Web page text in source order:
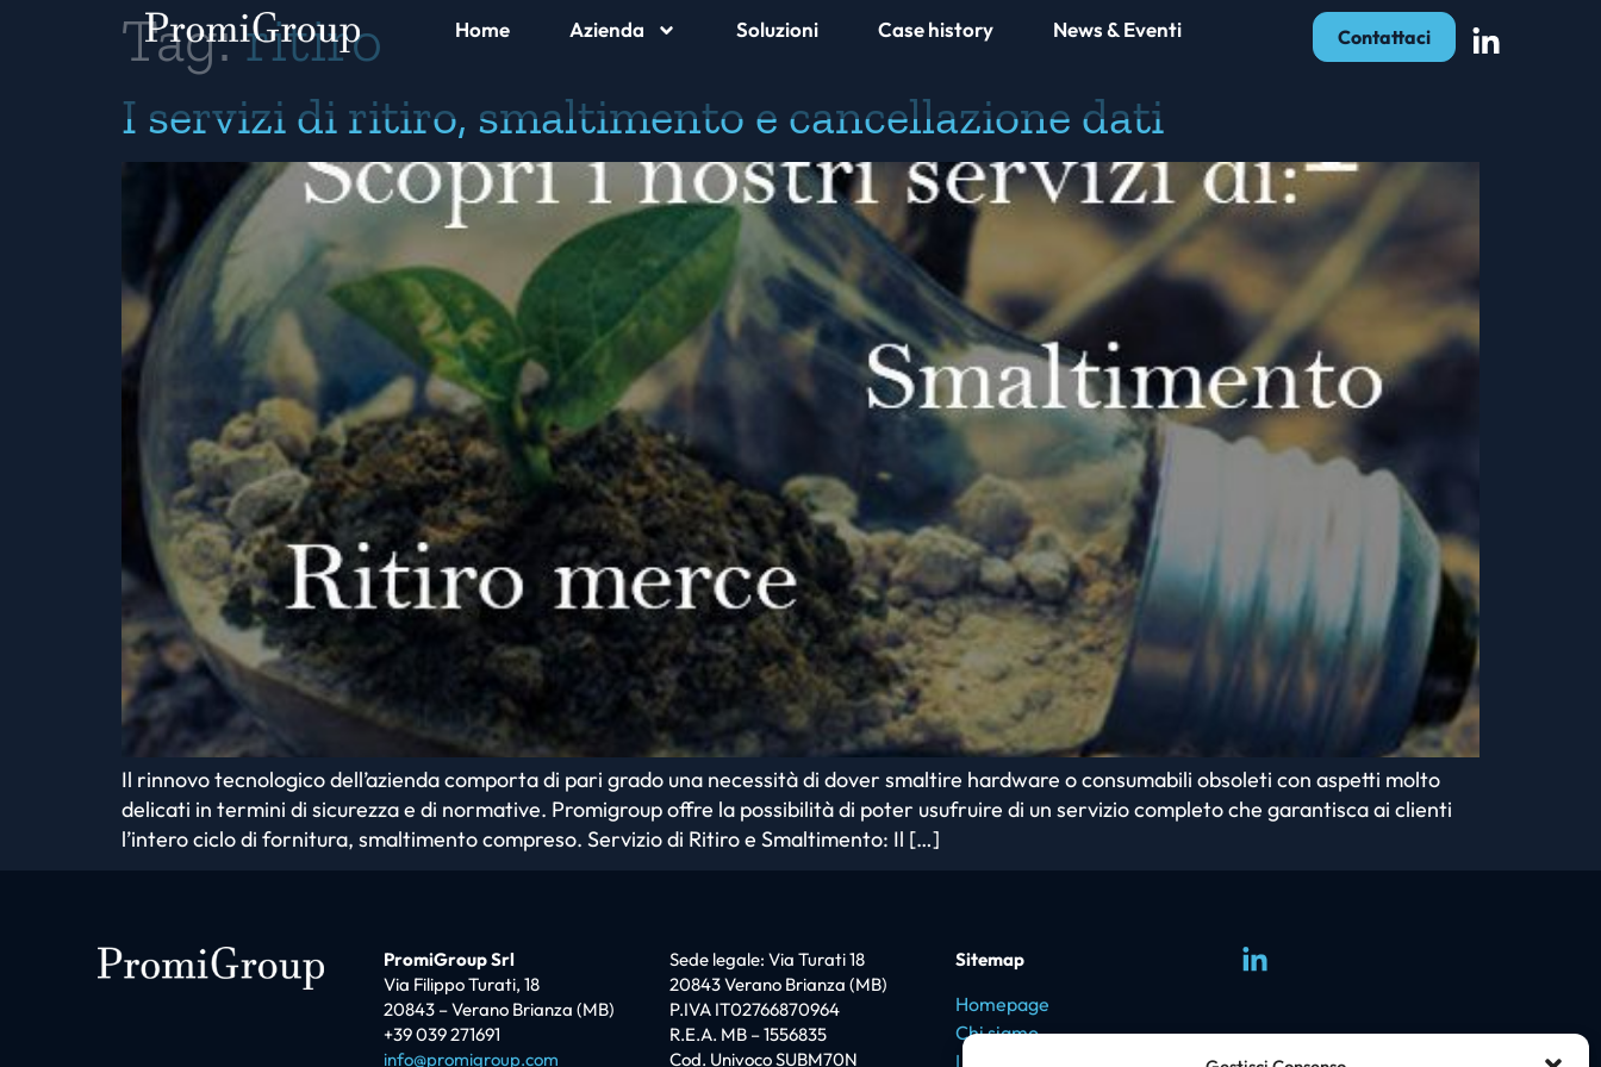
Home Azienda Soluzioni Case history News & Eventi Contattaci
Tag:ritiro
I servizi di ritiro, smaltimento e cancellazione dati
Il rinnovo tecnologico dell’azienda comporta di pari grado una necessità di dover smaltire hardware o consumabili obsoleti con aspetti molto
delicati in termini di sicurezza e di normative. Promigroup offre la possibilità di poter usufruire di un servizio completo che garantisca ai clienti
l’intero ciclo di fornitura, smaltimento compreso. Servizio di Ritiro e Smaltimento: Il […]
PromiGroup Srl
Via Filippo Turati, 18
20843 – Verano Brianza (MB)
+39 039 271691
info@promigroup.com
Sede legale: Via Turati 18
20843 Verano Brianza (MB)
P.IVA IT02766870964
R.E.A. MB – 1556835
Cod. Univoco SUBM70N
Sitemap
Homepage
Chi siamo
I love PromiGroup